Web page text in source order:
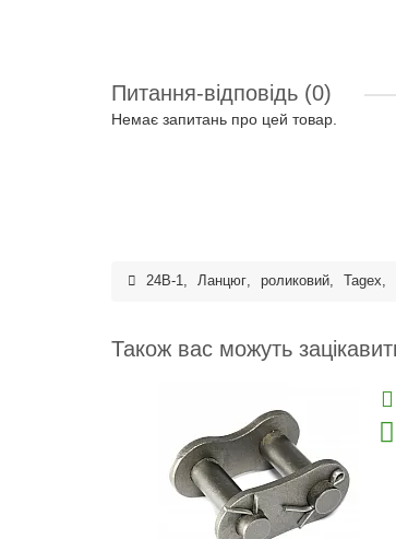
Питання-відповідь (0)
Немає запитань про цей товар.
24B-1, Ланцюг, роликовий, Tagex,
Також вас можуть